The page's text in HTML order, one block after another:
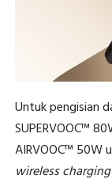
Untuk pengisian
SUPERVOOC™
AIRVOOC™ 50W
wireless charging